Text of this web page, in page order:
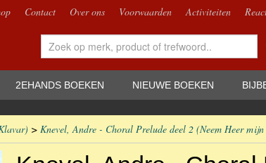
Contact Over ons Voorwaarden Activiteiten
2EHANDS BOEKEN NIEUWE BOEKEN
> Knevel, Andre - Choral Prelude deel 2 (Neem Heer